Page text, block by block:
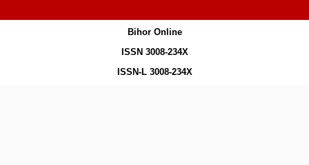
Bihor Online
ISSN 3008-234X
ISSN-L 3008-234X